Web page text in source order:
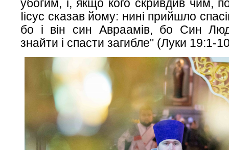
убогим, і, якщо кого скривдив чим,
Іісус сказав йому: нині прийшло
бо і він син Авраамів, бо Син
знайти і спасти загибле" (Луки 19:1-